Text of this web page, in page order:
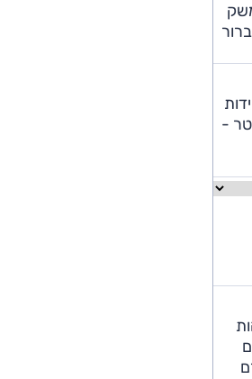
הדלק עמדה על כ-11 ק"מ לליטר -